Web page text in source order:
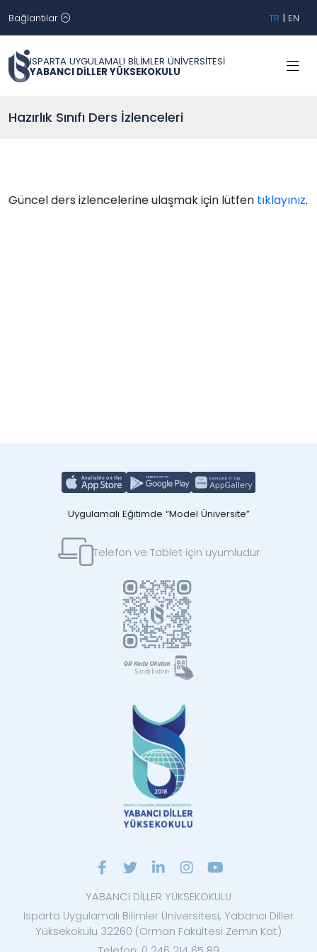
Bağlantılar TR | EN
ISPARTA UYGULAMALI BİLİMLER ÜNİVERSİTESİ
YABANCI DİLLER YÜKSEKOKULU
Hazırlık Sınıfı Ders İzlenceleri
Güncel ders izlencelerine ulaşmak için lütfen tıklayınız.
Uygulamalı Eğitimde “Model Üniversite”
Telefon ve Tablet için uyumludur
YABANCI DİLLER YÜKSEKOKULU
Isparta Uygulamalı Bilimler Üniversitesi, Yabancı Diller
Yüksekokulu 32260 (Orman Fakültesi Zemin Kat)